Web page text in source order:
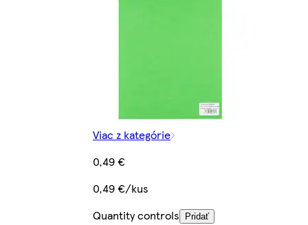
Viac z kategórie
0,49 €
0,49 €/kus
Quantity controls
Pridať